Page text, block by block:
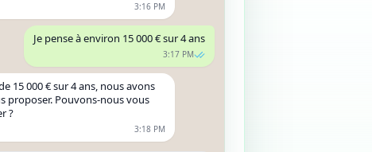
3:16 PM
Je pense à environ 15 000 € sur 4 ans
3:17 PM
15 000 € sur 4 ans, nous avons
proposer. Pouvons-nous vous
?
3:18 PM